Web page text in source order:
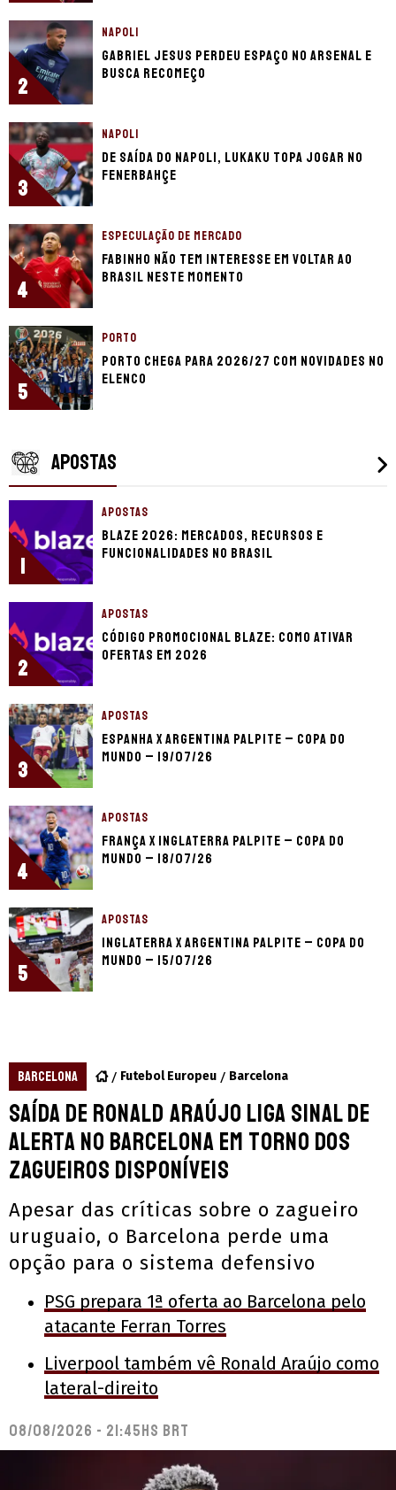
2
NAPOLI
Gabriel Jesus perdeu espaço no Arsenal e
busca recomeço
3
NAPOLI
De saída do Napoli, Lukaku topa jogar no
Fenerbahçe
4
ESPECULAÇÃO DE MERCADO
Fabinho não tem interesse em voltar ao
Brasil neste momento
5
PORTO
Porto chega para 2026/27 com novidades no
elenco
APOSTAS
1
APOSTAS
Blaze 2026: mercados, recursos e
funcionalidades no Brasil
2
APOSTAS
Código promocional Blaze: como ativar
ofertas em 2026
3
APOSTAS
Espanha x Argentina palpite – Copa do
Mundo – 19/07/26
4
APOSTAS
França x Inglaterra palpite – Copa do
Mundo – 18/07/26
5
APOSTAS
Inglaterra x Argentina palpite – Copa do
Mundo – 15/07/26
BARCELONA Futebol Europeu Barcelona
Saída de Ronald Araújo liga sinal de
alerta no Barcelona em torno dos
zagueiros disponíveis
Apesar das críticas sobre o zagueiro
uruguaio, o Barcelona perde uma
opção para o sistema defensivo
PSG prepara 1ª oferta ao Barcelona pelo
atacante Ferran Torres
Liverpool também vê Ronald Araújo como
lateral-direito
08/08/2026 - 21:45hs BRT